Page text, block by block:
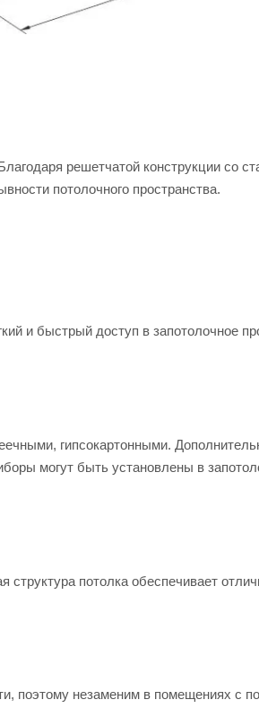
решетчатой конструкции со
потолочного пространства.
и быстрый доступ в запотолочное
гипсокартонными.
могут быть установлены в
структура потолка обеспечивает
поэтому незаменим в помещениях с